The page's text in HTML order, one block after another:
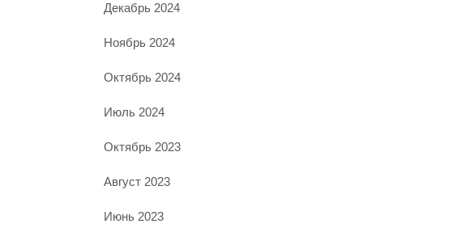
Декабрь 2024
Ноябрь 2024
Октябрь 2024
Июль 2024
Октябрь 2023
Август 2023
Июнь 2023